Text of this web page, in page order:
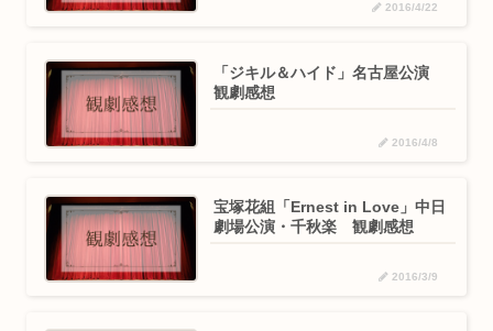
2016/4/22
「ジキル＆ハイド」名古屋公演
観劇感想
2016/4/8
宝塚花組「Ernest in Love」中日
劇場公演・千秋楽 観劇感想
2016/3/9